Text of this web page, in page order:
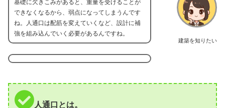
建築を知りたい
基礎に欠きこみがあると、重量を受けることが
できなくなるから、弱点になってしまうんです
ね。人通口は配筋を変えていくなど、設計に補
強を組み込んでいく必要があるんですね。
人通口とは。